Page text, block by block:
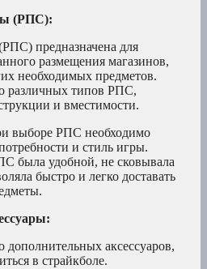
(РПС):
предназначена для
размещения магазинов,
необходимых предметов.
различных типов РПС,
и вместимости.
выборе РПС необходимо
и стиль игры.
была удобной, не сковывала
быстро и легко доставать
дополнительных аксессуаров,
в страйкболе.